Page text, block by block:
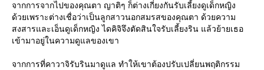
จากการจากไปของคุณตา ญาติๆ ก็ต่างเกี่ยงกันรับเลี้ยงดูเด็กหญิง
ด้วยเพราะต่างเชื่อว่าเป็นลูกสาวนอกสมรสของคุณตา ด้วยความ
สงสารและเอ็นดูเด็กหญิง ไดคิจิจึงตัดสินใจรับเลี้ยงริน แล้วย้ายเธอ
เข้ามาอยู่ในความดูแลของเขา
จากการที่คาวาจิรับรินมาดูแล ทำให้เขาต้องปรับเปลี่ยนพฤติกรรม